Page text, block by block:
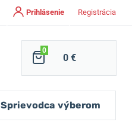
Prihlásenie Registrácia
0
0 €
Sprievodca výberom